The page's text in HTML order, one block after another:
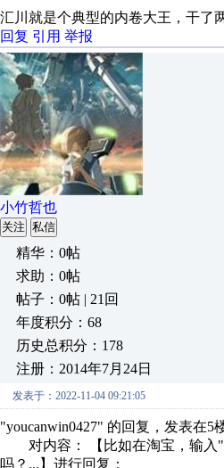
汇川就是个典型的内卷大王，干了
回复 引用 举报
小竹哲也
关注 私信
精华：0帖
求助：0帖
帖子：0帖 | 21回
年度积分：68
历史总积分：178
注册：2014年7月24日
发表于：2022-11-04 09:21:05
"youcanwin0427" 的回复，发表在5
对内容： 【比如在淘宝，输入"
吗？...】进行回复：